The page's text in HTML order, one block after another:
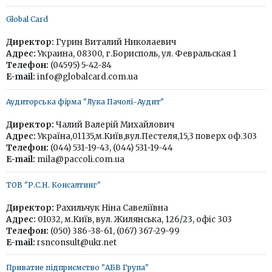
Global Card
Директор: Гурин Виталий Николаевич
Адрес:Украина, 08300, г.Борисполь, ул. Февральская 1
Телефон: (04595) 5-42-84
E-mail: info@globalcard.com.ua
Аудиторська фірма "Лука Пачолі-Аудит"
Директор: Чалий Валерій Михайлович
Адрес:Україна,01135,м.Київ,вул.Пестеля,15,3 поверх оф.303
Телефон: (044) 531-19-43, (044) 531-19-44
E-mail: mila@paccoli.com.ua
ТОВ "Р.С.Н. Консалтинг"
Директор: Рахильчук Ніна Савеліївна
Адрес: 01032, м.Київ, вул. Жилянська, 126/23, офіс 303
Телефон: (050) 386-38-61, (067) 367-29-99
E-mail: rsnconsult@ukr.net
Приватне підприємство "АБВ Група"